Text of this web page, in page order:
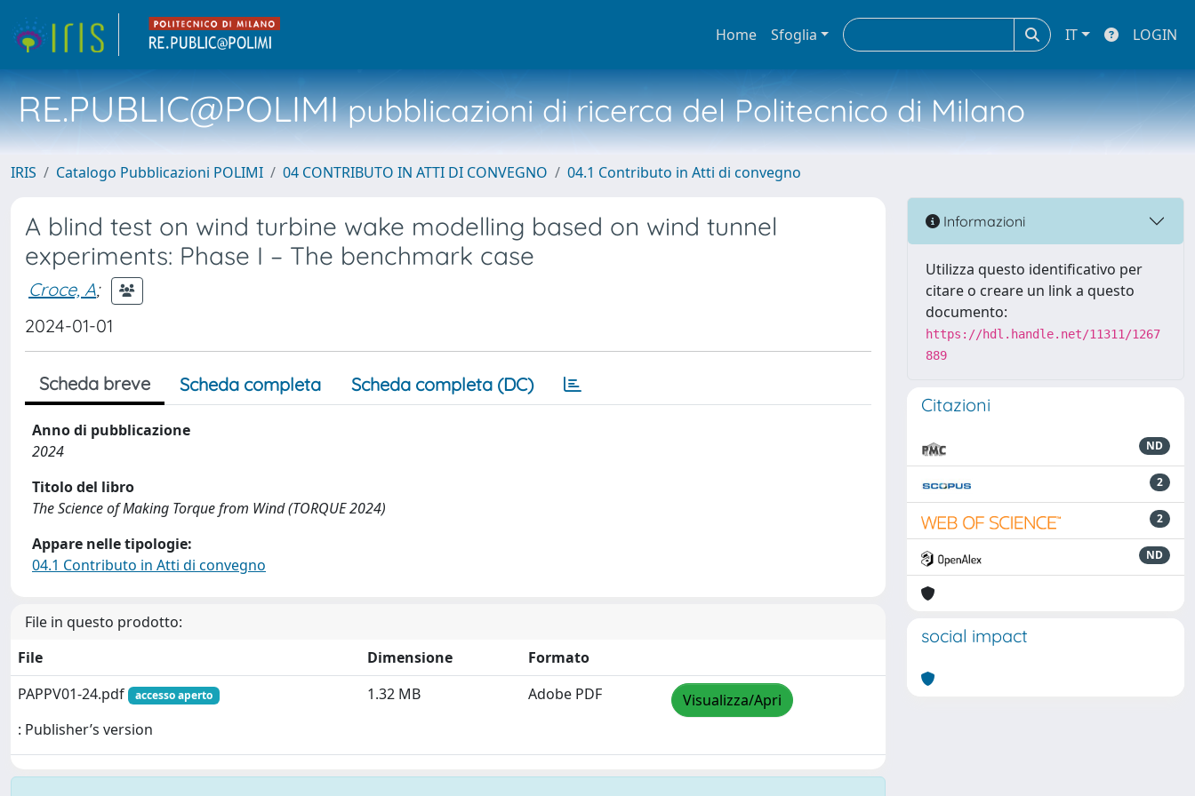
Home Sfoglia IT LOGIN
RE.PUBLIC@POLIMIpubblicazioni di ricerca del Politecnico di Milano
IRIS Catalogo Pubblicazioni POLIMI 04 CONTRIBUTO IN ATTI DI CONVEGNO 04.1 Contributo in Atti di convegno
A blind test on wind turbine wake modelling based on wind tunnel
experiments: Phase I – The benchmark case
Croce, A;
2024-01-01
Scheda breve Scheda completa Scheda completa (DC)
Anno di pubblicazione
2024
Titolo del libro
The Science of Making Torque from Wind (TORQUE 2024)
Appare nelle tipologie:
04.1 Contributo in Atti di convegno
File in questo prodotto:
File
Dimensione
Formato
PAPPV01-24.pdf
accesso aperto
: Publisher’s version
1.32 MB Adobe PDF Visualizza/Apri
Informazioni
Utilizza questo identificativo per
citare o creare un link a questo
documento:
https://hdl.handle.net/11311/1267
889
Citazioni
ND
2
2
ND
social impact